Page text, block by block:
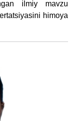
ilmiy mavzu
himoya